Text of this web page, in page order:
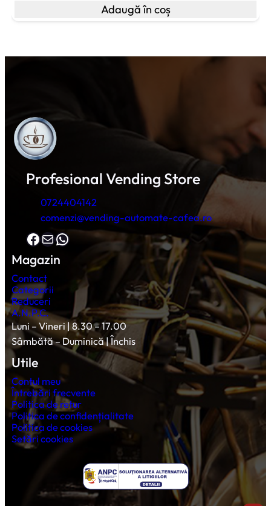
Adaugă în coș
Profesional Vending Store
0724404142
comenzi@vending-automate-cafea.ro
Facebook Mail WhatsApp
Magazin
Contact
Categorii
Reduceri
A.N.P.C.
Luni – Vineri | 8.30 – 17.00
Sâmbătă – Duminică | Închis
Utile
Contul meu
Întrebări frecvente
Politica de retur
Politica de confidențialitate
Politica de cookies
Setări cookies